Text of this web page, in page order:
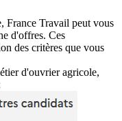
France Travail peut vous
d'offres. Ces
des critères que vous
d'ouvrier agricole,